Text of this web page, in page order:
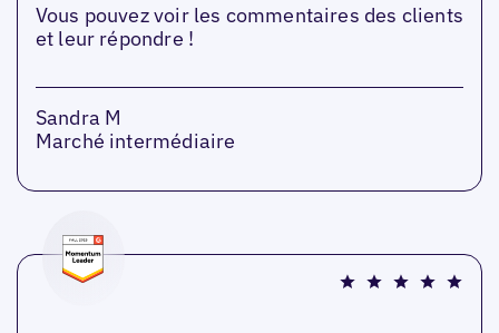
Vous pouvez voir les commentaires des clients
et leur répondre !
Sandra M
Marché intermédiaire